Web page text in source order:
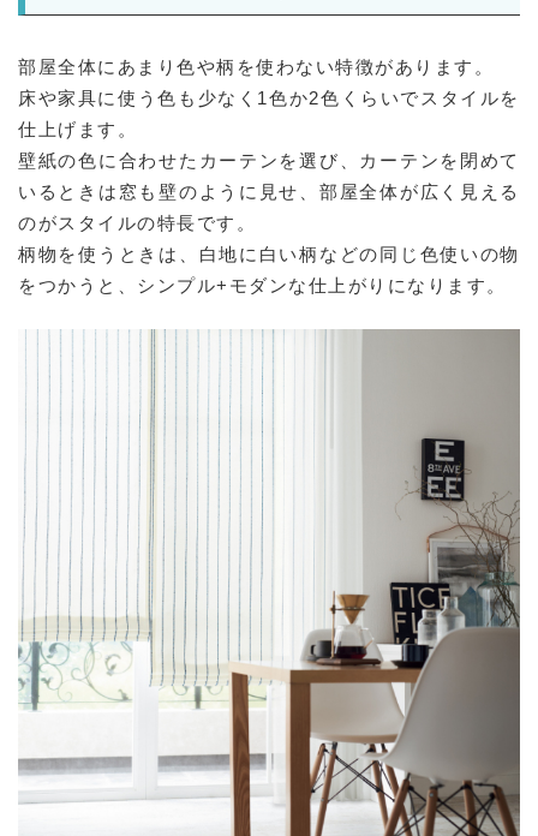
部屋全体にあまり色や柄を使わない特徴があります。
床や家具に使う色も少なく1色か2色くらいでスタイルを
仕上げます。
壁紙の色に合わせたカーテンを選び、カーテンを閉めて
いるときは窓も壁のように見せ、部屋全体が広く見える
のがスタイルの特長です。
柄物を使うときは、白地に白い柄などの同じ色使いの物
をつかうと、シンプル+モダンな仕上がりになります。